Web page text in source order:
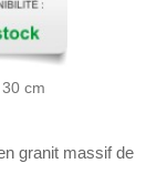
30 cm
granit massif de